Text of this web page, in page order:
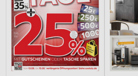
Verwendung von Profilen zur Auswahl
personalisierter Inhalte
Messung der Werbeleistung
Messung der Performance von Inhalten